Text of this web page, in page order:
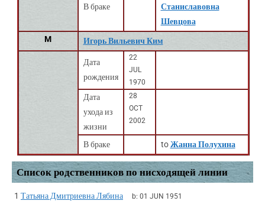
В браке
Станиславовна
Шевцова
M
Игорь Вильевич Ким
Дата
рождения
22
JUL
1970
Дата
ухода из
жизни
28
OCT
2002
В браке toЖанна Полухина
Список родственников по нисходящей линии
1 Татьяна Дмитриевна Лябина b: 01 JUN 1951